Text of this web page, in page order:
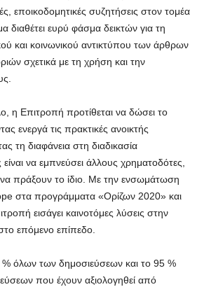
εποικοδομητικές συζητήσεις στον τομέα
διαθέτει ευρύ φάσμα δεικτών για τη
και κοινωνικού αντικτύπου των άρθρων
σχετικά με τη χρήση και την
η Επιτροπή προτίθεται να δώσει το
ενεργά τις πρακτικές ανοικτής
τη διαφάνεια στη διαδικασία
να εμπνεύσει άλλους χρηματοδότες,
να πράξουν το ίδιο. Με την ενσωμάτωση
στα προγράμματα «Ορίζων 2020» και
εισάγει καινοτόμες λύσεις στην
επόμενο επίπεδο.
όλων των δημοσιεύσεων και το 95 %
που έχουν αξιολογηθεί από